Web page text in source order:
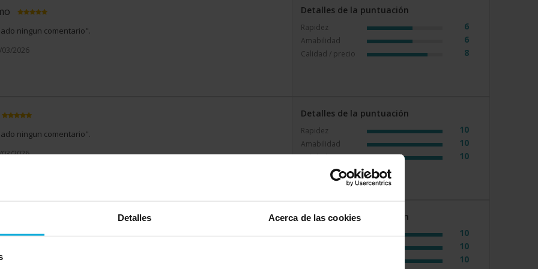
Detalles Acerca de las cookies
ningun comentario".
2026
Detalles de la puntuación
Rapidez 6
Amabilidad 6
Calidad / precio 8
ningun comentario".
2026
Detalles de la puntuación
Rapidez 10
Amabilidad 10
Calidad / precio 10
El nivel de confianza que transmite la empresa y la transparencia en
con el cliente.
Detalles de la puntuación
10
10
10